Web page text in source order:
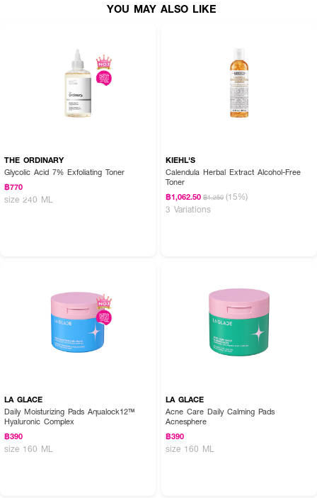
YOU MAY ALSO LIKE
THE ORDINARY
Glycolic Acid 7% Exfoliating Toner
฿770
size 240 ML
KIEHL'S
Calendula Herbal Extract Alcohol-Free
Toner
฿1,062.50 ฿1,250 (15%)
3 Variations
LA GLACE
Daily Moisturizing Pads Aqualock12™
Hyaluronic Complex
฿390
size 160 ML
LA GLACE
Acne Care Daily Calming Pads
Acnesphere
฿390
size 160 ML